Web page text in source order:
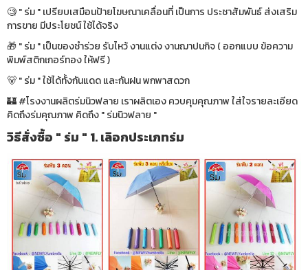
🧐 " ร่ม " เปรียบเสมือนป้ายโฆษณาเคลื่อนที่ เป็นการ ประชาสัมพันธ์ ส่งเสริม
การขาย มีประโยชน์ ใช้ได้จริง
🎁 " ร่ม " เป็นของชำร่วย รับไหว้ งานแต่ง งานฌาปนกิจ ( ออกแบบ ข้อความ
พิมพ์สติกเกอร์ทอง ให้ฟรี )
🐻 " ร่ม " ใช้ได้ทั้งกันแดด และกันฝน พกพาสดวก
🏰 #โรงงานผลิตร่มนิวฟลาย เราผลิตเอง ควบคุมคุณภาพ ใส่ใจรายละเอียด
คิดถึงร่มคุณภาพ คิดถึง " ร่มนิวฟลาย "
วิธีสั่งซื้อ " ร่ม " 1. เลิอกประเภทร่ม